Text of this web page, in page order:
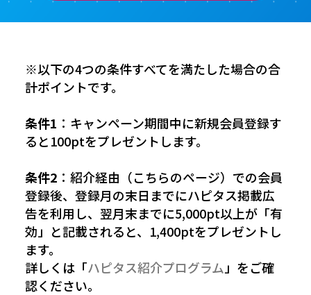
※以下の4つの条件すべてを満たした場合の合
計ポイントです。
条件1 ：キャンペーン期間中に新規会員登録す
ると100ptをプレゼントします。
条件2 ：紹介経由（こちらのページ）での会員
登録後、登録月の末日までにハピタス掲載広
告を利用し、翌月末までに5,000pt以上が「有
効」と記載されると、1,400ptをプレゼントし
ます。
詳しくは「ハピタス紹介プログラム 」をご確
認ください。